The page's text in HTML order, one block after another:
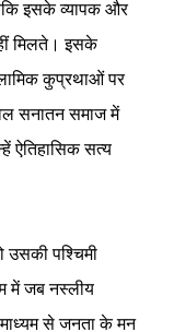
इसके व्यापक और
मिलते। इसके
कुप्रथाओं पर
सनातन समाज में
ऐतिहासिक सत्य
उसकी पश्चिमी
में जब नस्लीय
माध्यम से जनता के मन